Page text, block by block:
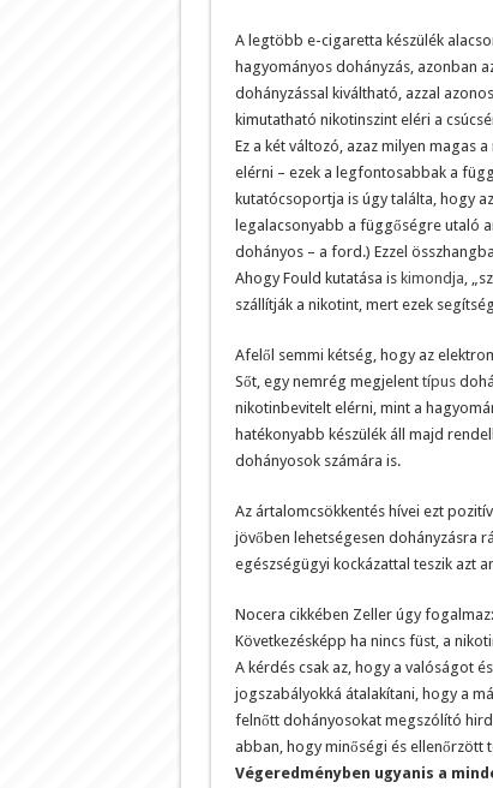
A legtöbb e-cigaretta készülék
hagyományos dohányzás, azonban
dohányzással kiváltható, azzal
kimutatható nikotinszint eléri a
Ez a két változó, azaz milyen magas
elérni – ezek a legfontosabbak a
kutatócsoportja is úgy találta, hogy
legalacsonyabb a függőségre utaló
dohányos – a ford.) Ezzel
Ahogy Fould kutatása is kimondja ,
szállítják a nikotint, mert ezek
Afelől semmi kétség, hogy az
Sőt, egy nemrég megjelent típus
nikotinbevitelt elérni, mint a
hatékonyabb készülék áll majd
dohányosok számára is.
Az ártalomcsökkentés hívei ezt
jövőben lehetségesen dohányzásra
egészségügyi kockázattal teszik azt
Nocera cikkében Zeller úgy
Következésképp ha nincs füst, a
A kérdés csak az, hogy a valóságot
jogszabályokká átalakítani, hogy a
felnőtt dohányosokat megszólító
abban, hogy minőségi és ellenőrzött
Végeredményben ugyanis a